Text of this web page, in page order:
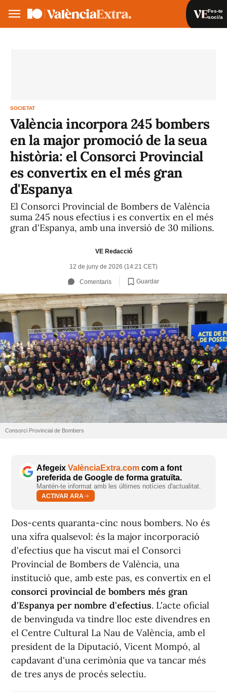
Fes-te
soci/a
SOCIETAT
València incorpora 245 bombers
en la major promoció de la seua
història: el Consorci Provincial
es convertix en el més gran
d'Espanya
El Consorci Provincial de Bombers de València
suma 245 nous efectius i es convertix en el més
gran d'Espanya, amb una inversió de 30 milions.
VE Redacció
12 de juny de 2026 (14:21 CET)
Comentaris Guardar
Consorci Provincial de Bombers
Afegeix ValènciaExtra.com com a font
preferida de Google de forma gratuïta.
Mantén-te informat amb les últimes notícies d'actualitat.
ACTIVAR ARA
Dos-cents quaranta-cinc nous bombers. No és
una xifra qualsevol: és la major incorporació
d'efectius que ha viscut mai el Consorci
Provincial de Bombers de València, una
institució que, amb este pas, es convertix en el
consorci provincial de bombers més gran
d'Espanya per nombre d'efectius. L'acte oficial
de benvinguda va tindre lloc este divendres en
el Centre Cultural La Nau de València, amb el
president de la Diputació, Vicent Mompó, al
capdavant d'una cerimònia que va tancar més
de tres anys de procés selectiu.